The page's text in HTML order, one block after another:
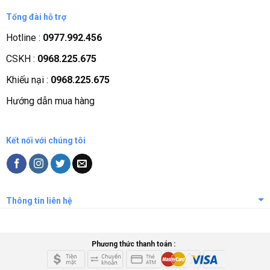
Giới thiệu công ty
Tầm nhìn sứ mệnh
Quá trình phát triển
Các chứng nhận
Liên hệ, góp ý
Tổng đài hỗ trợ
Hotline : 0977.992.456
CSKH : 0968.225.675
Khiếu nại : 0968.225.675
Hướng dẫn mua hàng
Kết nối với chúng tôi
Thông tin liên hệ
Phương thức thanh toán :